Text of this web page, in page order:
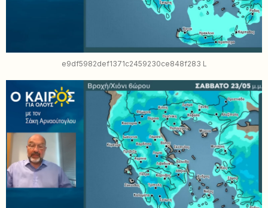
e9df5982def1371c2459230ce848f283 L